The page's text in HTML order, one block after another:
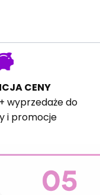
CENY
wyprzedaże do
i promocje